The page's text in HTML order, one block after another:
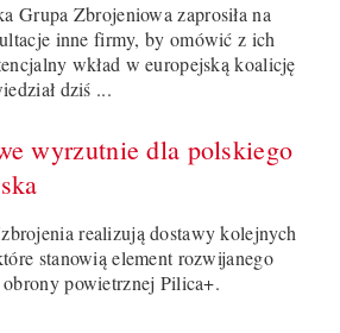
Grupa Zbrojeniowa zaprosiła na
inne firmy, by omówić z ich
wkład w europejską koalicję
dziś ...
wyrzutnie dla polskiego
realizują dostawy kolejnych
stanowią element rozwijanego
powietrznej Pilica+.